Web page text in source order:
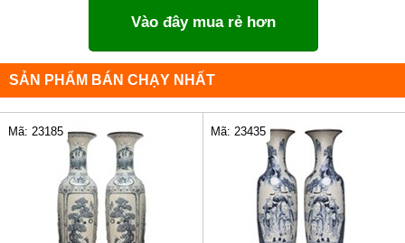
Vào đây mua rẻ hơn
SẢN PHẨM BÁN CHẠY NHẤT
Mã: 23185 Mã: 23435